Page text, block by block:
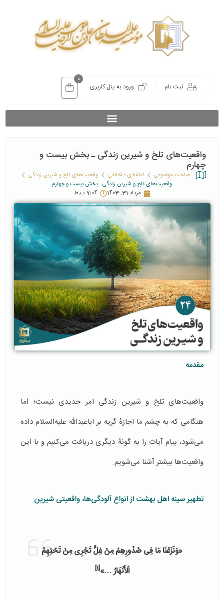
ثبت نام ورود به پنل کاربری
0
واقعیت‌های تلخ و شیرین زندگی ـ بخش بیست و
چهارم
مباحث موضوعی اعتقادی - اخلاقی
واقعیت‌های تلخ و شیرین زندگی
واقعیت‌های تلخ و شیرین زندگی ـ بخش بیست و چهارم
مرداد 31, 1403
7:04 ب.ظ
مقدمه
واقعیت‌های تلخ و شیرین زندگی امر جدیدی نیست؛ اما
هنگامی که به چشم ما اجازۀ گریه بر اباعبدالله علیه‌السلام داده
می‌شود، پیام آیات را به گونۀ دیگری دریافت می‌کنیم و با این
واقعیت‌ها بیشتر آشنا می‌شویم.
تطهیر سینه اهل بهشت از انواع آلودگی‌ها، واقعیتی شیرین
«وَنَزَعْنَا مَا فِی صُدُورِهِمْ مِنْ غِلٍّ تَجْرِی مِنْ تَحْتِهِمُ
الْأَنْهَارُ …»[1]